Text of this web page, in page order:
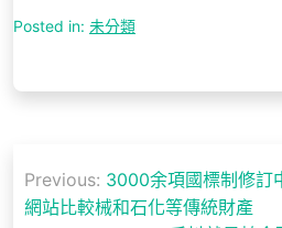
Posted in: 未分類
章
Previous: 3000余項國標制修訂
網站比較械和石化等傳統財產